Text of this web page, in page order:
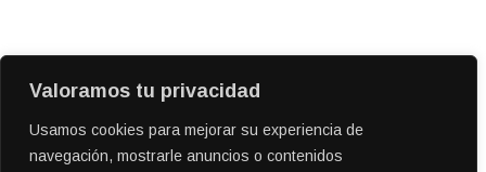
Valoramos tu privacidad
Usamos cookies para mejorar su experiencia de
navegación, mostrarle anuncios o contenidos